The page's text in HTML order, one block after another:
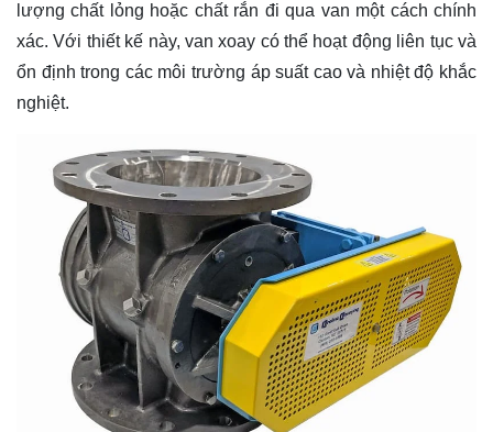
lượng chất lỏng hoặc chất rắn đi qua van một cách chính
xác. Với thiết kế này, van xoay có thể hoạt động liên tục và
ổn định trong các môi trường áp suất cao và nhiệt độ khắc
nghiệt.